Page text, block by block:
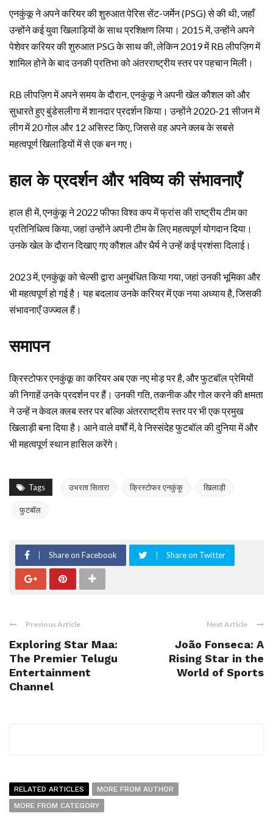
एनकुंकू ने अपने करियर की शुरुआत पेरिस सेंट-जर्मेन (PSG) से की थी, जहाँ
उन्होंने कई युवा खिलाड़ियों के साथ प्रशिक्षण लिया। 2015 में, उन्होंने अपने
पेशेवर करियर की शुरुआत PSG के साथ की, लेकिन 2019 में RB लीपज़िग में
शामिल होने के बाद उनकी प्रतिभा को अंतरराष्ट्रीय स्तर पर पहचान मिली।
RB लीपज़िग में अपने समय के दौरान, एनकुंकू ने अपनी खेल कौशल को और
सुधारते हुए बुंडेसलीगा में शानदार प्रदर्शन किया। उन्होंने 2020-21 सीजन में
लीग में 20 गोल और 12 असिस्ट किए, जिससे वह अपने क्लब के सबसे
महत्वपूर्ण खिलाड़ियों में से एक बन गए।
हाल के प्रदर्शन और भविष्य की संभावनाएँ
हाल ही में, एनकुंकू ने 2022 फीफा विश्व कप में फ्रांस की राष्ट्रीय टीम का
प्रतिनिधित्व किया, जहां उन्होंने अपनी टीम के लिए महत्वपूर्ण योगदान दिया।
उनके खेल के दौरान दिखाए गए कौशल और धैर्य ने उन्हें कई प्रशंसा दिलाई।
2023 में, एनकुंकू को चेल्सी द्वारा अनुबंधित किया गया, जहां उनकी भूमिका और
भी महत्वपूर्ण हो गई है। यह बदलाव उनके करियर में एक नया अध्याय है, जिसकी
संभावनाएँ उज्ज्वल हैं।
समापन
क्रिस्टोफर एनकुंकू का करियर अब एक नए मोड़ पर है, और फुटबॉल प्रेमियों
की निगाहें उनके प्रदर्शन पर हैं। उनकी गति, तकनीक और गोल करने की क्षमता
ने उन्हें न केवल क्लब स्तर पर बल्कि अंतरराष्ट्रीय स्तर पर भी एक प्रमुख
खिलाड़ी बना दिया है। आने वाले वर्षों में, वे निस्संदेह फुटबॉल की दुनिया में और
भी महत्वपूर्ण स्थान हासिल करेंगे।
Tags उभरता सितारा क्रिस्टोफर एनकुंकू खिलाड़ी
फुटबॉल
Share on Facebook Share on Twitter
Previous Article
Exploring Star Maa:
The Premier Telugu
Entertainment
Channel
Next Article
João Fonseca: A
Rising Star in the
World of Sports
RELATED ARTICLES
MORE FROM AUTHOR
MORE FROM CATEGORY